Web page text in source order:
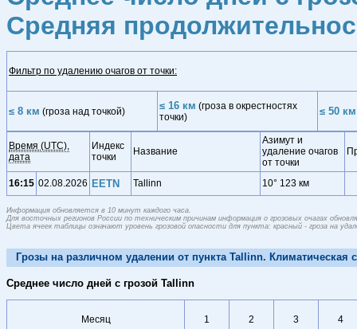
Средняя
Фильтр по удалению очагов от точки:
≤ 8 км (гроза над точкой) ≤ 16 км (гроза в окрестностях
точки)
≤ 50 км
Время (UTC),
дата
Индекс
точки
Название
Азимут и
удаление очагов
от точки
16:15 02.08.2026 EETN Tallinn 10° 123 км
Информация обновляется в 10 минут каждого часа.
Для восточных регионов России по техническим причинам информация о грозовых очагах
Цвета ячеек таблицы означают уровень грозовой опасности для пункта: красный - гроза на
Грозы на различном удалении от пункта Tallinn. Климатическая
Среднее число дней с грозой Tallinn
Месяц 1 2 3 4